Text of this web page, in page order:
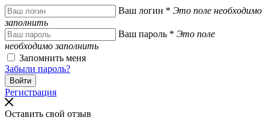
Ваш логин * Это поле необходимо
заполнить
Ваш пароль * Это поле
необходимо заполнить
Запомнить меня
Забыли пароль?
Регистрация
Оставить свой отзыв